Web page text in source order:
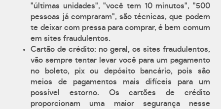
"últimas unidades", "você tem 10 minutos", "500
pessoas já compraram", são técnicas, que podem
te deixar com pressa para comprar, é bem comum
em sites fraudulentos.
Cartão de crédito: no geral, os sites fraudulentos,
vão sempre tentar levar você para um pagamento
no boleto, pix ou depósito bancário, pois são
meios de pagamentos mais difíceis para um
possível estorno. Os cartões de crédito
proporcionam uma maior segurança nesse